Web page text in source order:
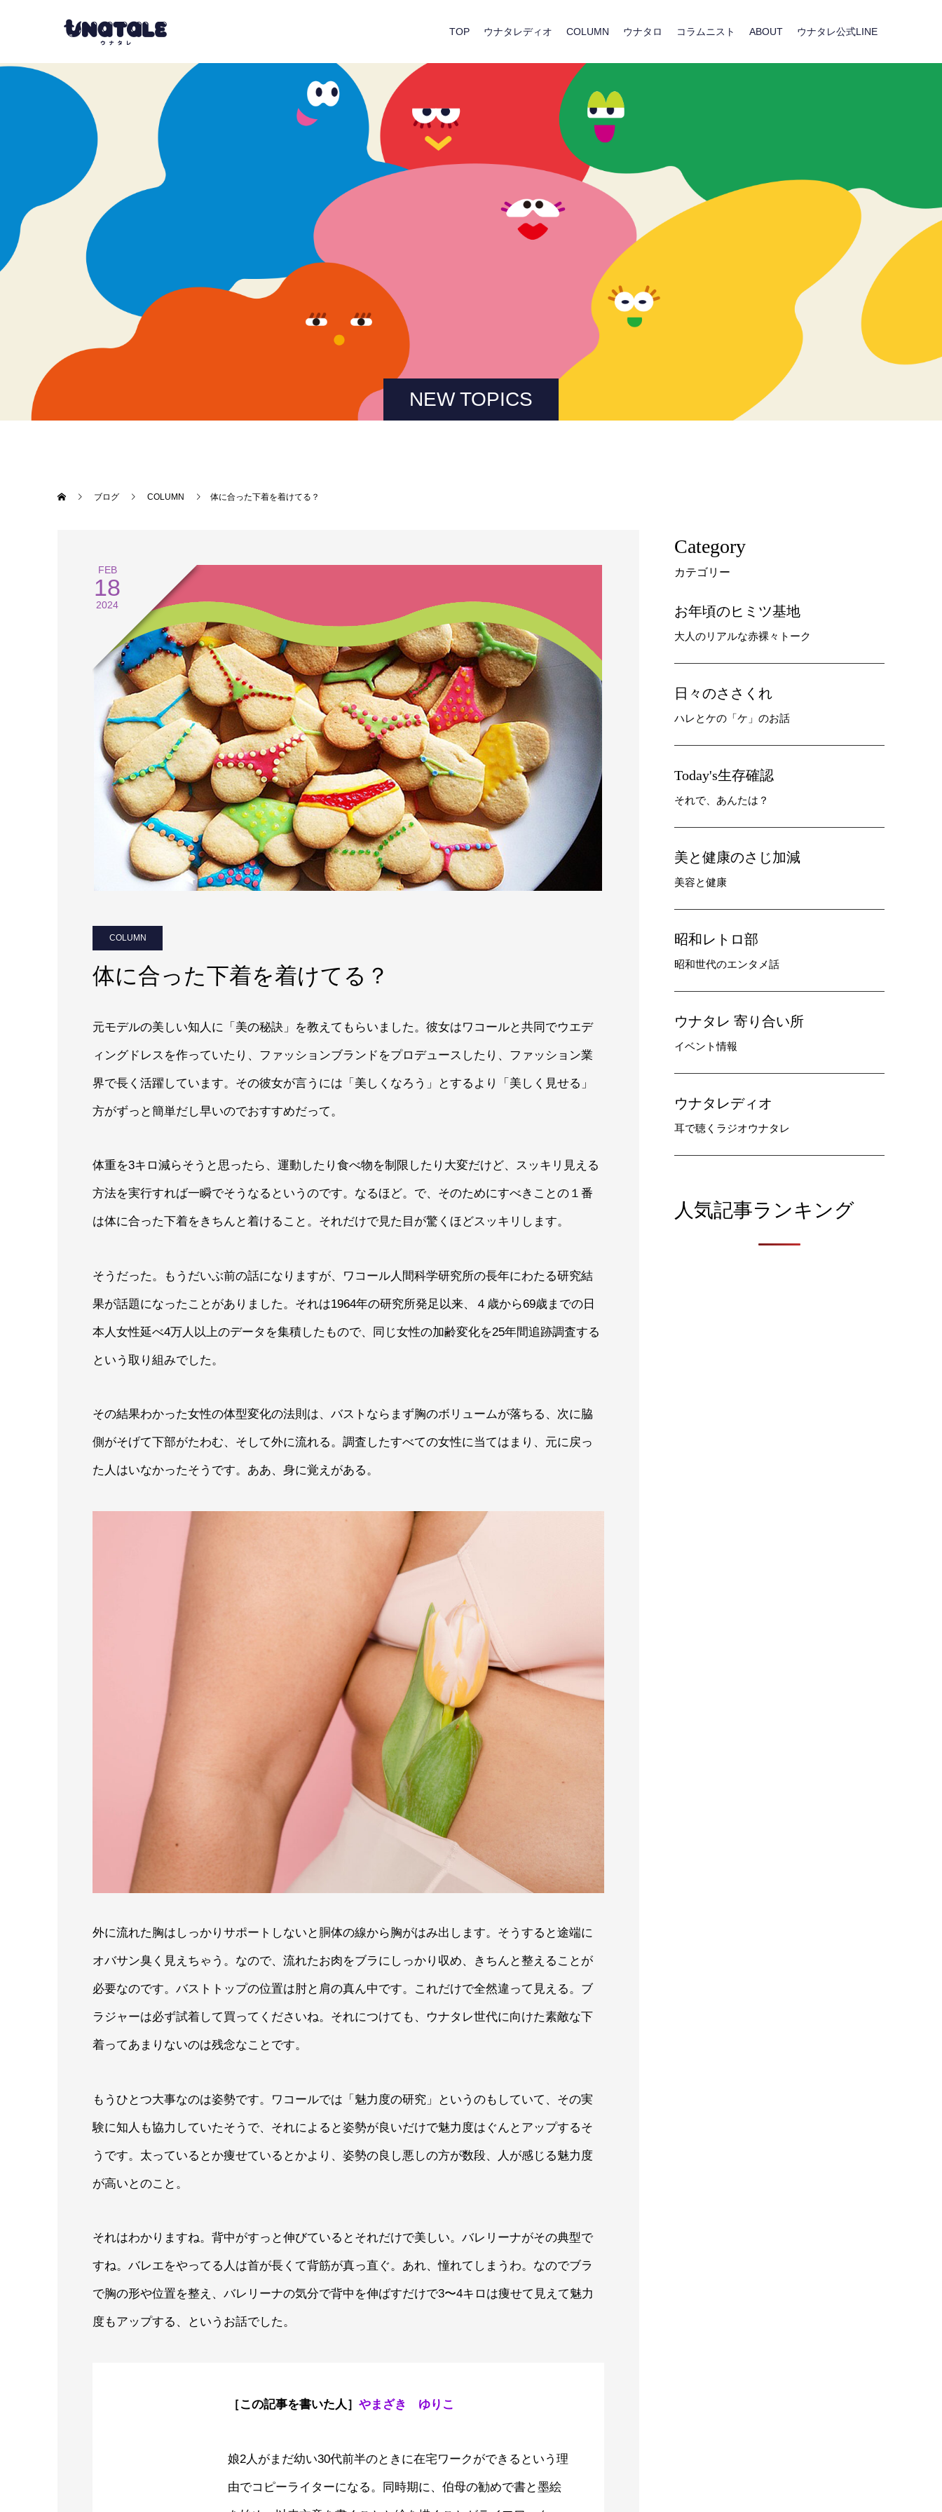
TOP ウナタレディオ COLUMN ウナタロ コラムニスト ABOUT ウナタレ公式LINE
NEW TOPICS
ブログ COLUMN 体に合った下着を着けてる？
FEB
18
2024
COLUMN
体に合った下着を着けてる？
元モデルの美しい知人に「美の秘訣」を教えてもらいました。彼女はワコールと共同でウエデ
ィングドレスを作っていたり、ファッションブランドをプロデュースしたり、ファッション業
界で長く活躍しています。その彼女が言うには「美しくなろう」とするより「美しく見せる」
方がずっと簡単だし早いのでおすすめだって。
体重を3キロ減らそうと思ったら、運動したり食べ物を制限したり大変だけど、スッキリ見える
方法を実行すれば一瞬でそうなるというのです。なるほど。で、そのためにすべきことの１番
は体に合った下着をきちんと着けること。それだけで見た目が驚くほどスッキリします。
そうだった。もうだいぶ前の話になりますが、ワコール人間科学研究所の長年にわたる研究結
果が話題になったことがありました。それは1964年の研究所発足以来、４歳から69歳までの日
本人女性延べ4万人以上のデータを集積したもので、同じ女性の加齢変化を25年間追跡調査する
という取り組みでした。
その結果わかった女性の体型変化の法則は、バストならまず胸のボリュームが落ちる、次に脇
側がそげて下部がたわむ、そして外に流れる。調査したすべての女性に当てはまり、元に戻っ
た人はいなかったそうです。ああ、身に覚えがある。
外に流れた胸はしっかりサポートしないと胴体の線から胸がはみ出します。そうすると途端に
オバサン臭く見えちゃう。なので、流れたお肉をブラにしっかり収め、きちんと整えることが
必要なのです。バストトップの位置は肘と肩の真ん中です。これだけで全然違って見える。ブ
ラジャーは必ず試着して買ってくださいね。それにつけても、ウナタレ世代に向けた素敵な下
着ってあまりないのは残念なことです。
もうひとつ大事なのは姿勢です。ワコールでは「魅力度の研究」というのもしていて、その実
験に知人も協力していたそうで、それによると姿勢が良いだけで魅力度はぐんとアップするそ
うです。太っているとか痩せているとかより、姿勢の良し悪しの方が数段、人が感じる魅力度
が高いとのこと。
それはわかりますね。背中がすっと伸びているとそれだけで美しい。バレリーナがその典型で
すね。バレエをやってる人は首が長くて背筋が真っ直ぐ。あれ、憧れてしまうわ。なのでブラ
で胸の形や位置を整え、バレリーナの気分で背中を伸ばすだけで3〜4キロは痩せて見えて魅力
度もアップする、というお話でした。
［この記事を書いた人］ やまざき ゆりこ
娘2人がまだ幼い30代前半のときに在宅ワークができるという理
由でコピーライターになる。同時期に、伯母の勧めで書と墨絵
Category
カテゴリー
お年頃のヒミツ基地
大人のリアルな赤裸々トーク
日々のささくれ
ハレとケの「ケ」のお話
Today's生存確認
それで、あんたは？
美と健康のさじ加減
美容と健康
昭和レトロ部
昭和世代のエンタメ話
ウナタレ 寄り合い所
イベント情報
ウナタレディオ
耳で聴くラジオウナタレ
人気記事ランキング